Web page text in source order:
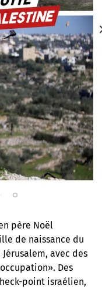
père Noël
de naissance du
avec des
Des
point israélien,